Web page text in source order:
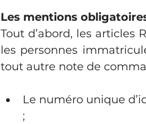
Les mentions
Tout d’abord, les articles
les personnes
tout autre note de
Le numéro unique
;